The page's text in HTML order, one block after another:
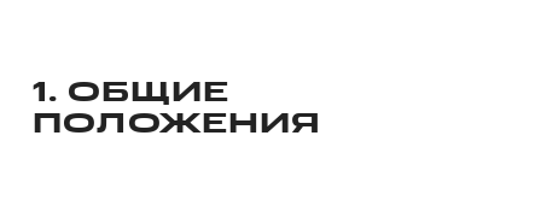
1. ОБЩИЕ
ПОЛОЖЕНИЯ